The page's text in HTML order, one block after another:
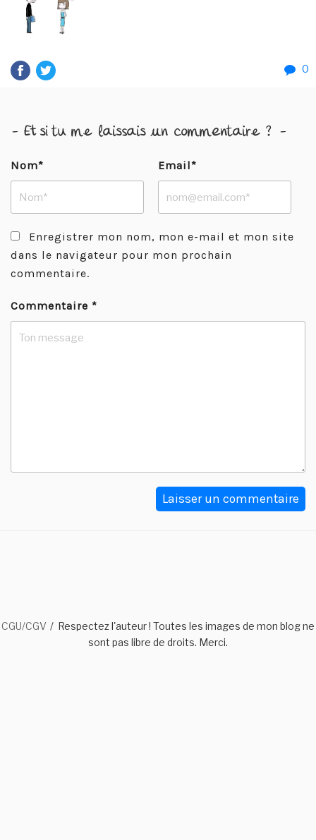
0
- Et si tu me laissais un commentaire ? -
Nom* Email*
Enregistrer mon nom, mon e-mail et mon site
dans le navigateur pour mon prochain
commentaire.
Commentaire *
CGU/CGV
Respectez l'auteur ! Toutes les images de mon blog ne
sont pas libre de droits. Merci.